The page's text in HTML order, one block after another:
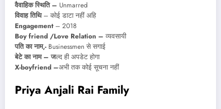
वैवाहिक स्थिति – Unmarred
विवाह तिथि– कोई डाटा नहीं अहि
Engagement – 2018
Boy friend /Love Relation – व्यवसायी
पति का नाम,- Businessmen से सगाई
बेटे का नाम – जल्द ही अपडेट होगा
X-boyfriend –अभी तक कोई सूचना नहीं
Priya Anjali Rai Family